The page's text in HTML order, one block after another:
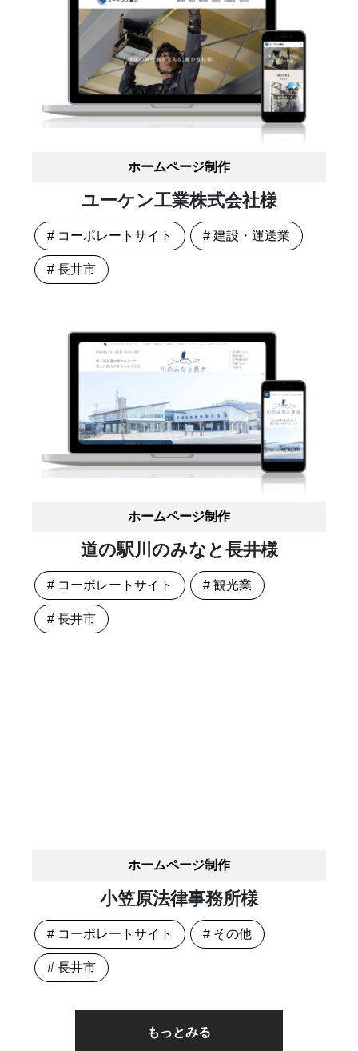
ホームページ制作
ユーケン工業株式会社様
# コーポレートサイト # 建設・運送業
# 長井市
ホームページ制作
道の駅川のみなと長井様
# コーポレートサイト # 観光業
# 長井市
ホームページ制作
小笠原法律事務所様
# コーポレートサイト # その他
# 長井市
もっとみる